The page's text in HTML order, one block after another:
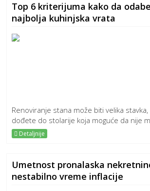
Top 6 kriterijuma kako da
najbolja kuhinjska vrata
Renoviranje stana može biti velika
dođete do stolarije koja moguće da nije
Detaljnije
Umetnost pronalaska
nestabilno vreme inflacije